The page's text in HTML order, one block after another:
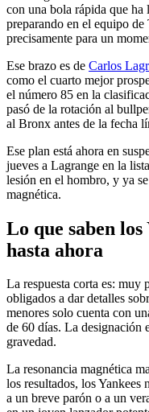
con una bola rápida que ha
preparando en el equipo
precisamente para un
Ese brazo es de Carlos
como el cuarto mejor
el número 85 en la
pasó de la rotación al
al Bronx antes de la fecha
Ese plan está ahora en
jueves a Lagrange en la
lesión en el hombro, y ya
magnética.
Lo que saben los
hasta ahora
La respuesta corta es: muy
obligados a dar detalles
menores solo cuenta con
de 60 días. La designación
gravedad.
La resonancia magnética
los resultados, los Yankees
a un breve parón o a un